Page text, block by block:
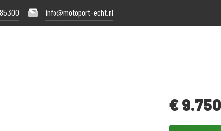
info@motoport-echt.nl
€